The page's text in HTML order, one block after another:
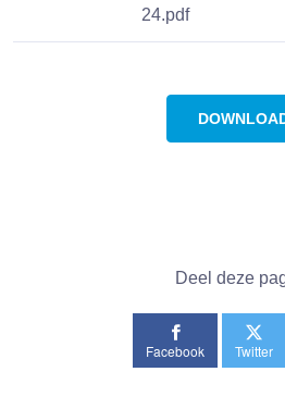
24.pdf
Deel deze
Facebook Twitter